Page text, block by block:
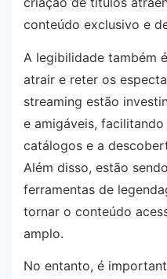
conteúdo exclusivo e
A legibilidade também
atrair e reter os
streaming estão
e amigáveis,
catálogos e a
Além disso, estão
ferramentas de
tornar o conteúdo
amplo.
No entanto, é